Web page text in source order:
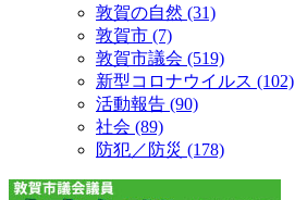
敦賀の自然 (31)
敦賀市 (7)
敦賀市議会 (519)
新型コロナウイルス (102)
活動報告 (90)
社会 (89)
防犯／防災 (178)